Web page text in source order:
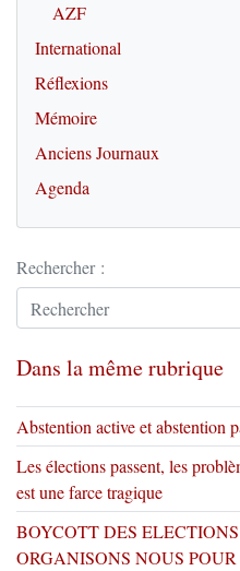
AZF
International
Réflexions
Mémoire
Anciens Journaux
Agenda
Rechercher :
Dans la même rubrique
Abstention active et abstention
Les élections passent, les
est une farce tragique
BOYCOTT DES
ORGANISONS NOUS